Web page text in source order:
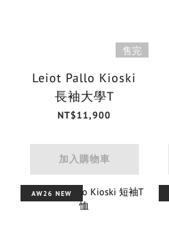
售完
Leiot Pallo Kioski
長袖大學T
NT$11,900
加入購物車
AW26 NEW